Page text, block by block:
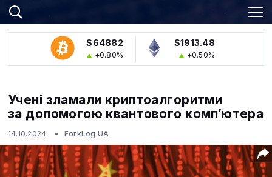
$64882
+0.80%
$1913.48
+0.50%
Учені зламали криптоалгоритми
за допомогою квантового комп’ютера
14.10.2024 ForkLog UA